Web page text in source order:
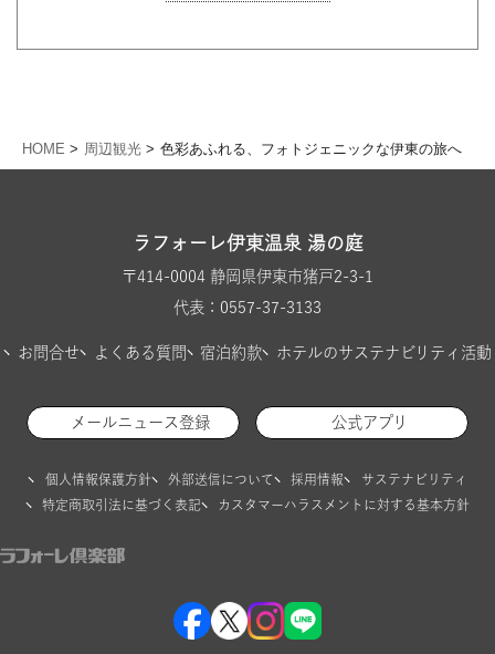
HOME 周辺観光 色彩あふれる、フォトジェニックな伊東の旅へ
ラフォーレ伊東温泉 湯の庭
〒414-0004 静岡県伊東市猪戸2-3-1
代表：0557-37-3133
お問合せ よくある質問 宿泊約款 ホテルのサステナビリティ活動
メールニュース登録 公式アプリ
個人情報保護方針 外部送信について 採用情報
サステナビリティ
特定商取引法に基づく表記
カスタマーハラスメントに対する基本方針